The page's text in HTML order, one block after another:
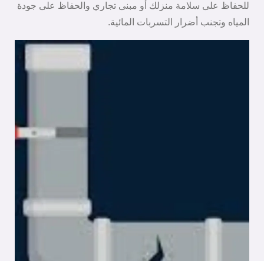
للحفاظ على سلامة منزلك أو مبنى تجاري والحفاظ على جودة
المياه وتجنب أضرار التسربات المائية.